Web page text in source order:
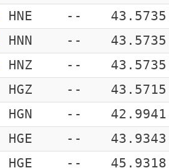
HNE --
43.5735
HNN --
43.5735
HNZ --
43.5735
HGZ --
43.5715
HGN --
42.9941
HGE --
43.9343
HGE -- 45.9318